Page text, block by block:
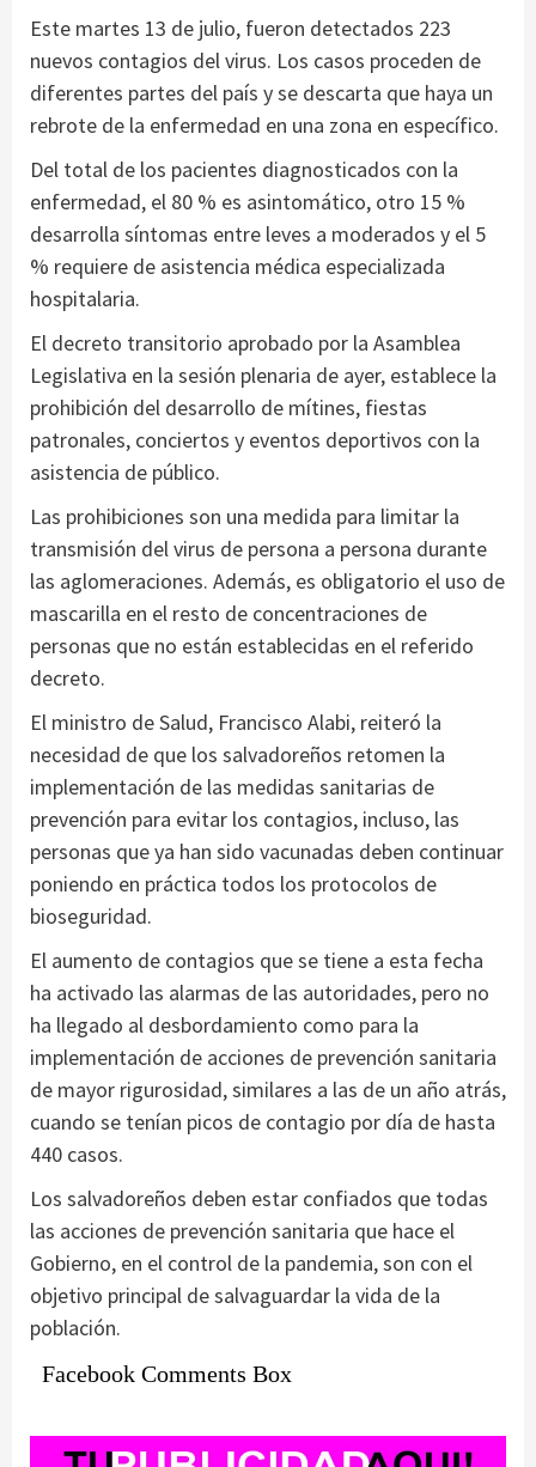
Este martes 13 de julio, fueron detectados 223
nuevos contagios del virus. Los casos proceden de
diferentes partes del país y se descarta que haya un
rebrote de la enfermedad en una zona en específico.
Del total de los pacientes diagnosticados con la
enfermedad, el 80 % es asintomático, otro 15 %
desarrolla síntomas entre leves a moderados y el 5
% requiere de asistencia médica especializada
hospitalaria.
El decreto transitorio aprobado por la Asamblea
Legislativa en la sesión plenaria de ayer, establece la
prohibición del desarrollo de mítines, fiestas
patronales, conciertos y eventos deportivos con la
asistencia de público.
Las prohibiciones son una medida para limitar la
transmisión del virus de persona a persona durante
las aglomeraciones. Además, es obligatorio el uso de
mascarilla en el resto de concentraciones de
personas que no están establecidas en el referido
decreto.
El ministro de Salud, Francisco Alabi, reiteró la
necesidad de que los salvadoreños retomen la
implementación de las medidas sanitarias de
prevención para evitar los contagios, incluso, las
personas que ya han sido vacunadas deben continuar
poniendo en práctica todos los protocolos de
bioseguridad.
El aumento de contagios que se tiene a esta fecha
ha activado las alarmas de las autoridades, pero no
ha llegado al desbordamiento como para la
implementación de acciones de prevención sanitaria
de mayor rigurosidad, similares a las de un año atrás,
cuando se tenían picos de contagio por día de hasta
440 casos.
Los salvadoreños deben estar confiados que todas
las acciones de prevención sanitaria que hace el
Gobierno, en el control de la pandemia, son con el
objetivo principal de salvaguardar la vida de la
población.
Facebook Comments Box